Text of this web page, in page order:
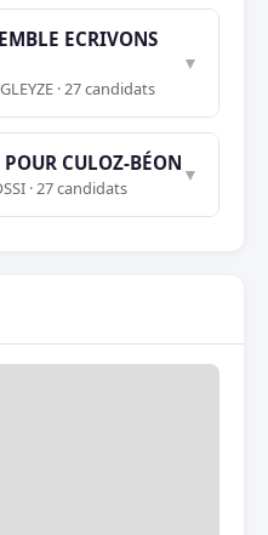
ECRIVONS
· 27 candidats
▼
CULOZ-BÉON
· 27 candidats
▼